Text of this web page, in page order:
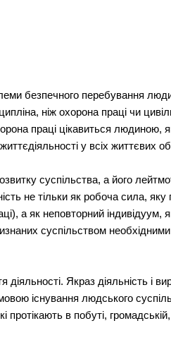
перебування людини
ніж охорона праці чи
праці цікавиться людиною,
у всіх життєвих
суспільства, а його
не тільки як робоча сила, яку
а як неповторний індивідуум,
суспільством
Якраз діяльність і
існування людського
протікають в побуті,